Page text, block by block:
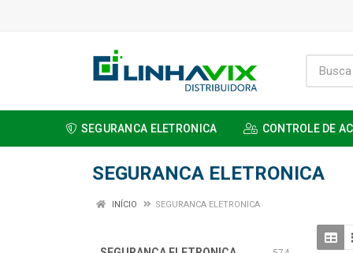
SEGURANCA ELETRONICA CONTROLE DE
SEGURANCA ELETRONICA
INÍCIO SEGURANCA ELETRONICA